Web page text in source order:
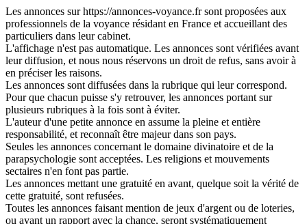
Les annonces sur https://annonces-voyance.fr sont proposées aux
professionnels de la voyance résidant en France et accueillant des
particuliers dans leur cabinet.
L'affichage n'est pas automatique. Les annonces sont vérifiées avant
leur diffusion, et nous nous réservons un droit de refus, sans avoir à
en préciser les raisons.
Les annonces sont diffusées dans la rubrique qui leur correspond.
Pour que chacun puisse s'y retrouver, les annonces portant sur
plusieurs rubriques à la fois sont à éviter.
L'auteur d'une petite annonce en assume la pleine et entière
responsabilité, et reconnaît être majeur dans son pays.
Seules les annonces concernant le domaine divinatoire et de la
parapsychologie sont acceptées. Les religions et mouvements
sectaires n'en font pas partie.
Les annonces mettant une gratuité en avant, quelque soit la vérité de
cette gratuité, sont refusées.
Toutes les annonces faisant mention de jeux d'argent ou de loteries,
ou ayant un rapport avec la chance, seront systématiquement